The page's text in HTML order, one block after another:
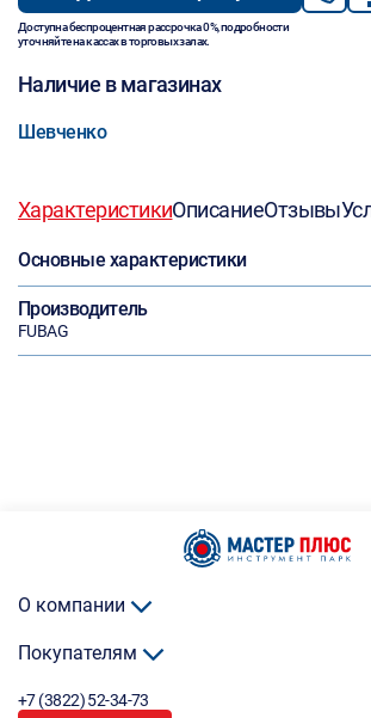
Доступна беспроцентная рассрочка 0%, подробности
уточняйте на кассах в торговых залах.
Наличие в магазинах
Шевченко
ХарактеристикиОписаниеОтзывы
Основные характеристики
Производитель
FUBAG
О компании
Покупателям
+7 (3822) 52-34-73